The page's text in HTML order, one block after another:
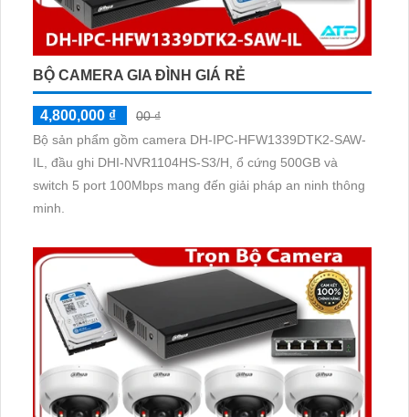
BỘ CAMERA GIA ĐÌNH GIÁ RẺ
4,800,000 ₫
00 ₫
Bộ sản phẩm gồm camera DH-IPC-HFW1339DTK2-SAW-
IL, đầu ghi DHI-NVR1104HS-S3/H, ổ cứng 500GB và
switch 5 port 100Mbps mang đến giải pháp an ninh thông
minh.